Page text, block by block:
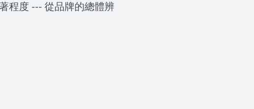
程度 --- 從品牌的總體辨